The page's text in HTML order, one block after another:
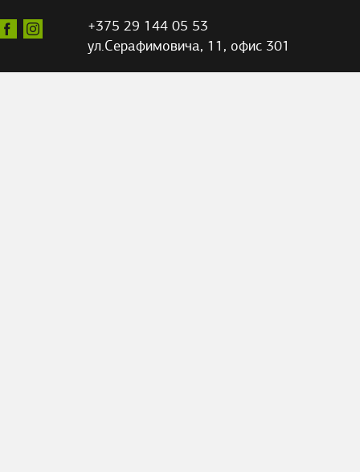
+375 29 144 05 53
ул.Серафимовича, 11, офис 301